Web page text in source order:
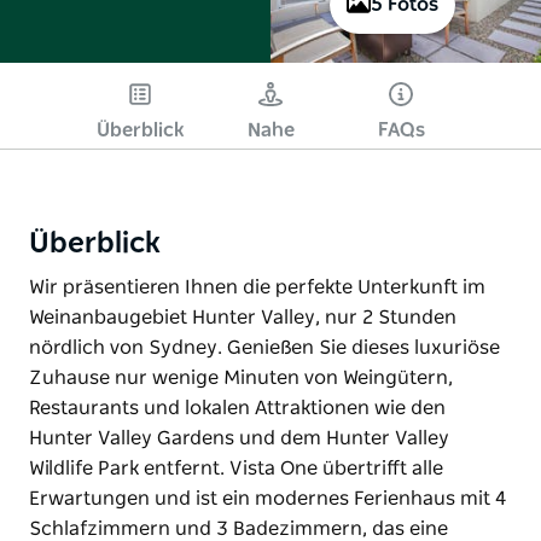
5 Fotos
Überblick Nahe FAQs
Überblick
Wir präsentieren Ihnen die perfekte Unterkunft im
Weinanbaugebiet Hunter Valley, nur 2 Stunden
nördlich von Sydney. Genießen Sie dieses luxuriöse
Zuhause nur wenige Minuten von Weingütern,
Restaurants und lokalen Attraktionen wie den
Hunter Valley Gardens und dem Hunter Valley
Wildlife Park entfernt. Vista One übertrifft alle
Erwartungen und ist ein modernes Ferienhaus mit 4
Schlafzimmern und 3 Badezimmern, das eine